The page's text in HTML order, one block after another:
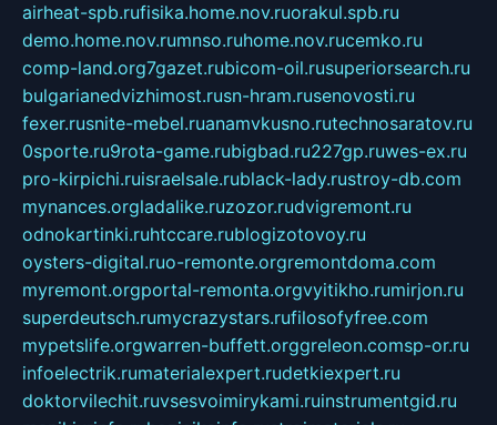
airheat-spb.rufisika.home.nov.ruorakul.spb.ru
demo.home.nov.rumnso.ruhome.nov.rucemko.ru
comp-land.org7gazet.rubicom-oil.rusuperiorsearch.ru
bulgarianedvizhimost.rusn-hram.rusenovosti.ru
fexer.rusnite-mebel.ruanamvkusno.rutechnosaratov.ru
0sporte.ru9rota-game.rubigbad.ru227gp.ruwes-ex.ru
pro-kirpichi.ruisraelsale.rublack-lady.rustroy-db.com
mynances.orgladalike.ruzozor.rudvigremont.ru
odnokartinki.ruhtccare.rublogizotovoy.ru
oysters-digital.ruo-remonte.orgremontdoma.com
myremont.orgportal-remonta.orgvyitikho.rumirjon.ru
superdeutsch.rumycrazystars.rufilosofyfree.com
mypetslife.orgwarren-buffett.orggreleon.comsp-or.ru
infoelectrik.rumaterialexpert.rudetkiexpert.ru
doktorvilechit.ruvsesvoimirykami.ruinstrumentgid.ru